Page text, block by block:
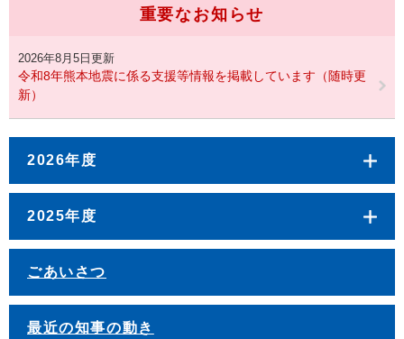
重要なお知らせ
2026年8月5日更新
令和8年熊本地震に係る支援等情報を掲載しています（随時更
新）
2026年度
2025年度
ごあいさつ
最近の知事の動き